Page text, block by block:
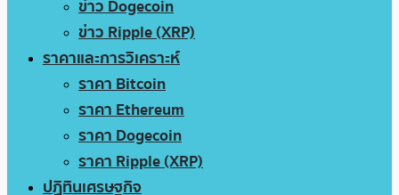
ข่าว Dogecoin
ข่าว Ripple (XRP)
ราคาและการวิเคราะห์
ราคา Bitcoin
ราคา Ethereum
ราคา Dogecoin
ราคา Ripple (XRP)
ปฏิทินเศรษฐกิจ